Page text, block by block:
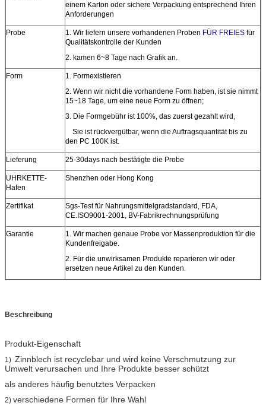
einem Karton oder sichere Verpackung entsprechend Ihren
Anforderungen
Probe 1. Wir liefern unsere vorhandenen Proben FÜR FREIES für
Qualitätskontrolle der Kunden
2. kamen 6~8 Tage nach Grafik an.
Form 1. Formexistieren
2. Wenn wir nicht die vorhandene Form haben, ist sie nimmt
15~18 Tage, um eine neue Form zu öffnen;
3. Die Formgebühr ist 100%, das zuerst gezahlt wird,
Sie ist rückvergütbar, wenn die Auftragsquantität bis zu
den PC 100K ist.
Lieferung 25-30days nach bestätigte die Probe
UHRKETTE-
Hafen
Shenzhen oder Hong Kong
Zertifikat
Sgs-Test für Nahrungsmittelgradstandard, FDA,
CE.ISO9001-2001, BV-Fabrikrechnungsprüfung
Garantie 1. Wir machen genaue Probe vor Massenproduktion für die
Kundenfreigabe.
2. Für die unwirksamen Produkte reparieren wir oder
ersetzen neue Artikel zu den Kunden.
Beschreibung
Produkt-Eigenschaft
1) Zinnblech ist recyclebar und wird keine Verschmutzung zur
Umwelt verursachen und Ihre Produkte besser schützt
als anderes häufig benutztes Verpacken
2) verschiedene Formen für Ihre Wahl